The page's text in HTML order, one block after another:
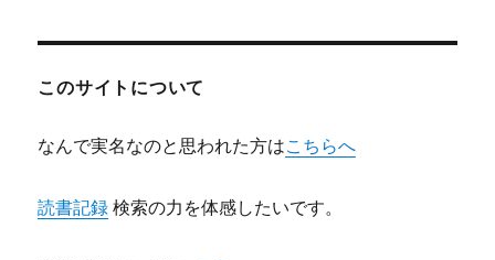
ン
このサイトについて
なんで実名なのと思われた方はこちらへ
読書記録 検索の力を体感したいです。